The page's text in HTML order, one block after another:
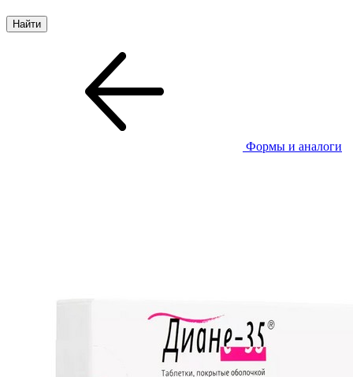
Формы и аналоги